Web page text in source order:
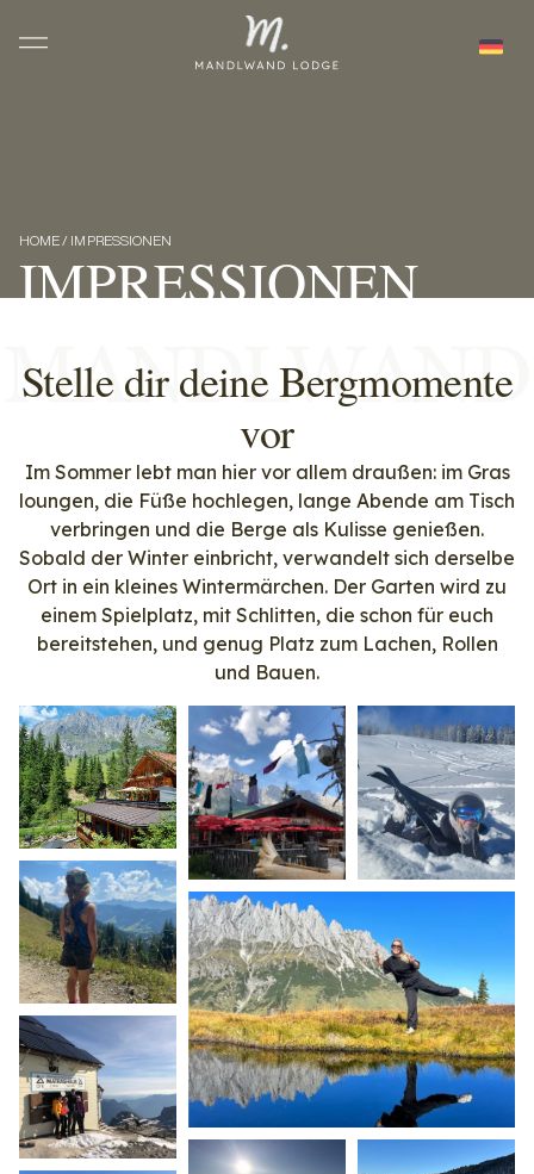
HOME / IMPRESSIONEN
IMPRESSIONEN
Stelle dir deine Bergmomente
vor
Im Sommer lebt man hier vor allem draußen: im Gras
loungen, die Füße hochlegen, lange Abende am Tisch
verbringen und die Berge als Kulisse genießen.
Sobald der Winter einbricht, verwandelt sich derselbe
Ort in ein kleines Wintermärchen. Der Garten wird zu
einem Spielplatz, mit Schlitten, die schon für euch
bereitstehen, und genug Platz zum Lachen, Rollen
und Bauen.